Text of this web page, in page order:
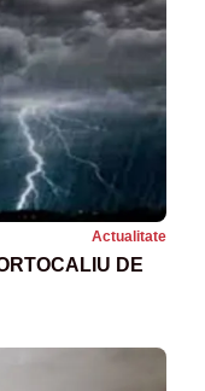
Actualitate
DE